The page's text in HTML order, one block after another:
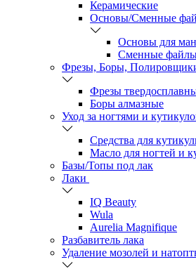
Керамические
Основы/Сменные
Основы для
Сменные
Фрезы, Боры,
Фрезы
Боры алмазные
Уход за ногтями и
Средства для
Масло для ногтей и
Базы/Топы под лак
Лаки
IQ Beauty
Wula
Aurelia Magnifique
Разбавитель лака
Удаление мозолей и